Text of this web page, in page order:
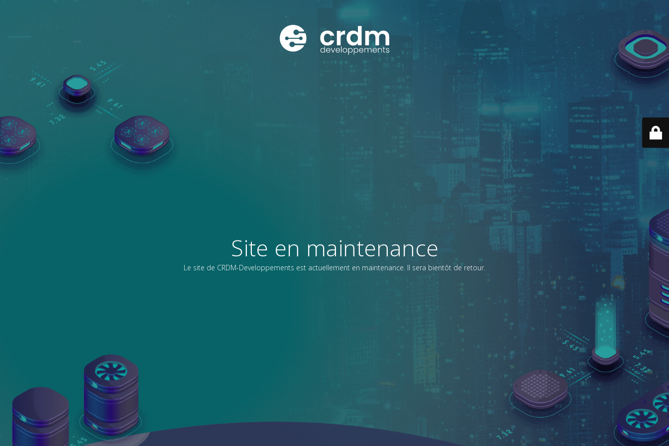
Site en maintenance
Le site de CRDM-Developpements est actuellement en maintenance. Il sera bientôt de retour.